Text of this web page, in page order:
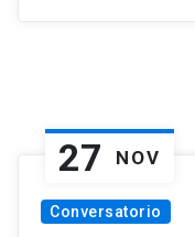
27 NOV
Conversatorio